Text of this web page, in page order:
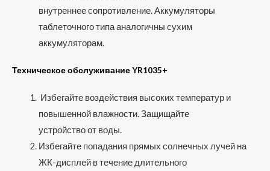
внутреннее сопротивление. Аккумуляторы
таблеточного типа аналогичны сухим
аккумуляторам.
Техническое обслуживание YR1035+
Избегайте воздействия высоких температур и
повышенной влажности. Защищайте
устройство от воды.
Избегайте попадания прямых солнечных лучей на
ЖК-дисплей в течение длительного